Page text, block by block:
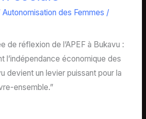
Autonomisation des Femmes /
de réflexion de l’APEF à Bukavu :
l’indépendance économique des
devient un levier puissant pour la
ensemble.”